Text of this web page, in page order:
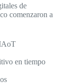
de
comenzaron a
en tiempo